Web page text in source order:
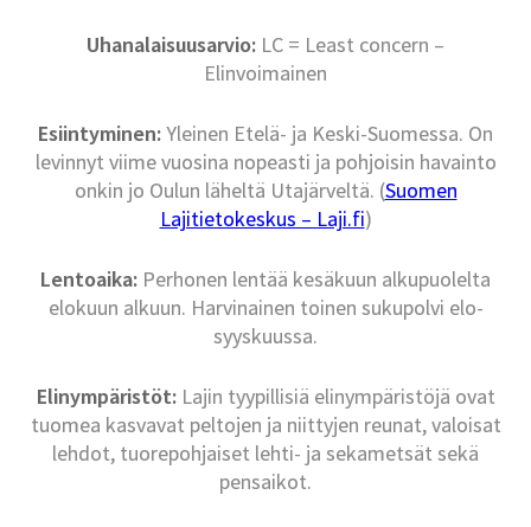
Uhanalaisuusarvio: LC = Least concern –
Elinvoimainen
Esiintyminen:Yleinen Etelä- ja Keski-Suomessa. On
levinnyt viime vuosina nopeasti ja pohjoisin havainto
onkin jo Oulun läheltä Utajärveltä. (Suomen
Lajitietokeskus – Laji.fi)
Lentoaika: Perhonen lentää kesäkuun alkupuolelta
elokuun alkuun. Harvinainen toinen sukupolvi elo-
syyskuussa.
Elinympäristöt:Lajin tyypillisiä elinympäristöjä ovat
tuomea kasvavat peltojen ja niittyjen reunat, valoisat
lehdot, tuorepohjaiset lehti- ja sekametsät sekä
pensaikot.